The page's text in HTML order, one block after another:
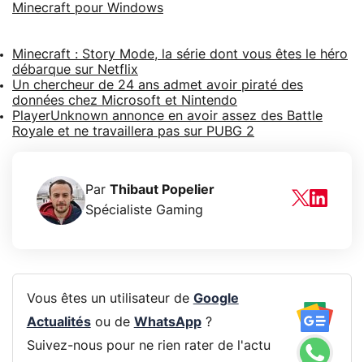
Minecraft pour Windows
Minecraft : Story Mode, la série dont vous êtes le héro
débarque sur Netflix
Un chercheur de 24 ans admet avoir piraté des
données chez Microsoft et Nintendo
PlayerUnknown annonce en avoir assez des Battle
Royale et ne travaillera pas sur PUBG 2
Par Thibaut Popelier
Spécialiste Gaming
Vous êtes un utilisateur de Google
Actualitésou de WhatsApp?
Suivez-nous pour ne rien rater de l'actu